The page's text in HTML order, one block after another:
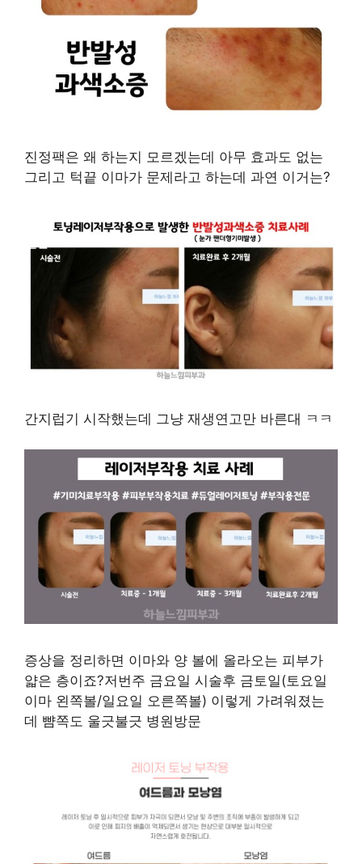
진정팩은 왜 하는지 모르겠는데 아무 효과도 없는
그리고 턱끝 이마가 문제라고 하는데 과연 이거는?
간지럽기 시작했는데 그냥 재생연고만 바른대 ㅋㅋ
증상을 정리하면 이마와 양 볼에 올라오는 피부가
얇은 층이죠?저번주 금요일 시술후 금토일(토요일
이마 왼쪽볼/일요일 오른쪽볼) 이렇게 가려워졌는
데 뺨쪽도 울긋불긋 병원방문